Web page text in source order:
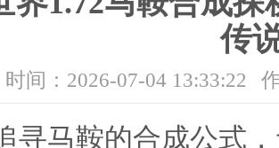
传
时间：2026-07-04 13:33:22
寻马鞍的合成公式